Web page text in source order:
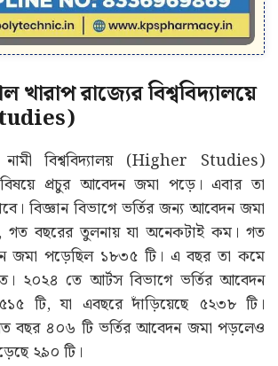
খারাপ রাজ্যের বিশ্ববিদ্যালয়ে
বিশ্ববিদ্যালয় (Higher Studies)
বিষয়ে প্রচুর আবেদন জমা পড়ে। এবার তা
বিজ্ঞান বিভাগে ভর্তির জন্য আবেদন জমা
গত বছরের তুলনায় যা অনেকটাই কম। গত
জমা পড়েছিল ১৮৩৫ টি। এ বছর তা কমে
২০২৪ তে আর্টস বিভাগে ভর্তির আবেদন
টি, যা এবছরে দাঁড়িয়েছে ৫২৩৮ টি।
বছর ৪০৬ টি ভর্তির আবেদন জমা পড়লেও
২৯০ টি।